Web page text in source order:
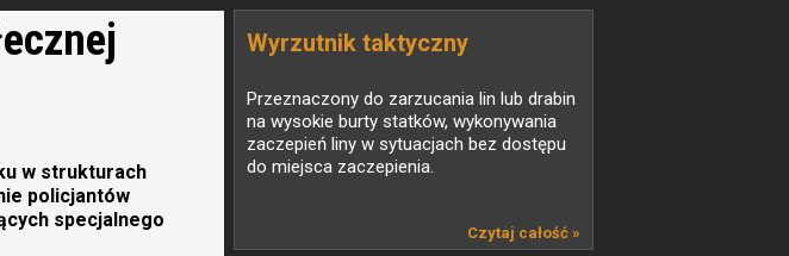
w strukturach
policjantów
specjalnego
Wyrzutnik taktyczny
Przeznaczony do zarzucania lin lub drabin
na wysokie burty statków, wykonywania
zaczepień liny w sytuacjach bez dostępu
do miejsca zaczepienia.
Czytaj całość »